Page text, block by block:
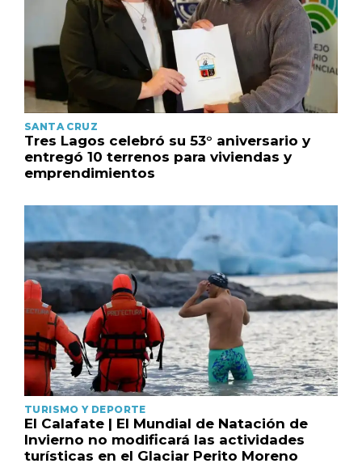
SANTA CRUZ
Tres Lagos celebró su 53° aniversario y
entregó 10 terrenos para viviendas y
emprendimientos
TURISMO Y DEPORTE
El Calafate | El Mundial de Natación de
Invierno no modificará las actividades
turísticas en el Glaciar Perito Moreno